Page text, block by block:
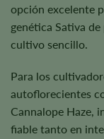
opción excelente
genética Sativa
cultivo sencillo.
Para los
autoflorecientes
Cannalope Haze,
fiable tanto en